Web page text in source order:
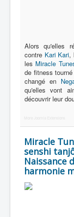
Alors qu'elles
contre Kari Kari,
les Miracle
de fitness
changé en
qu'elles vont
découvrir leur
More Joomla Extensions
Miracle
senshi
Naissance
harmonie